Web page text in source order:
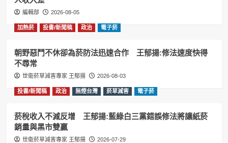
編輯部 2026-08-05
加熱菸 投書/新聞稿 政治 電子菸
朝野惡鬥不休卻為菸防法迅速合作 王郁揚:修法速度快得
不尋常
世衛菸草減害專家 王郁揚 2026-08-03
投書/新聞稿 政治 無煙台灣 菸草減害 電子菸
菸稅收入不減反增 王郁揚:藍綠白三黨錯誤修法將讓紙菸
銷量與黑市雙贏
世衛菸草減害專家 王郁揚 2026-07-29